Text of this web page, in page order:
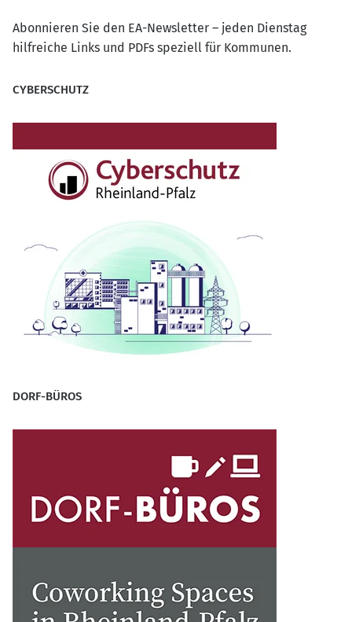
Abonnieren Sie den EA-Newsletter – jeden Dienstag
hilfreiche Links und PDFs speziell für Kommunen.
CYBERSCHUTZ
DORF-BÜROS